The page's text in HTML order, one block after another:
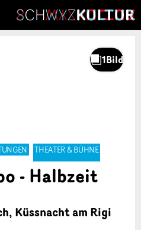
THEATER & BÜHNE
- Halbzeit
Küssnacht am Rigi